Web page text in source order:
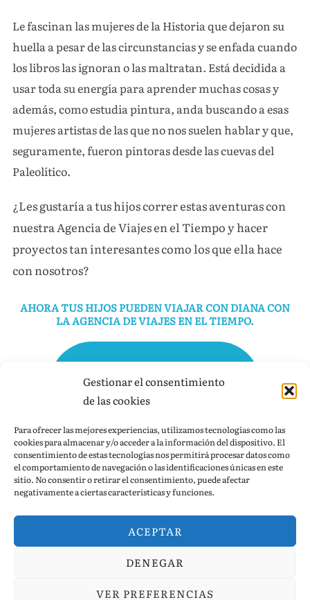
Gestionar el consentimiento
de las cookies
Para ofrecer las mejores experiencias, utilizamos tecnologías como las
cookies para almacenar y/o acceder a la información del dispositivo. El
consentimiento de estas tecnologías nos permitirá procesar datos como
el comportamiento de navegación o las identificaciones únicas en este
sitio. No consentir o retirar el consentimiento, puede afectar
negativamente a ciertas características y funciones.
ACEPTAR
DENEGAR
VER PREFERENCIAS
Le fascinan las mujeres de la Historia que dejaron su
huella a pesar de las circunstancias y se enfada cuando
los libros las ignoran o las maltratan. Está decidida a
usar toda su energía para aprender muchas cosas y
además, como estudia pintura, anda buscando a esas
mujeres artistas de las que no nos suelen hablar y que,
seguramente, fueron pintoras desde las cuevas del
Paleolítico.
¿Les gustaría a tus hijos correr estas aventuras con
nuestra Agencia de Viajes en el Tiempo y hacer
proyectos tan interesantes como los que ella hace
con nosotros?
AHORA TUS HIJOS PUEDEN VIAJAR CON DIANA CON
LA AGENCIA DE VIAJES EN EL TIEMPO.
PINCHA AQUÍ PARA TENER TODA
LA INFORMACIÓN
AVISO LEGAL – POLÍTICA DE PRIVACIDAD
POLÍTICA DE COOKIES
Funciona con WordPress
Inspiro WordPress Theme porWPZOOM